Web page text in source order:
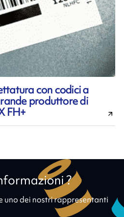
con codici a
produttore di
FH+
?
uno dei nostri rappresentanti